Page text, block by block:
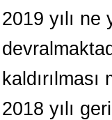
2019 yılı
2018 yılı